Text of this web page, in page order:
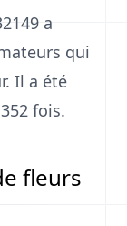
a
qui
Il a été
fois.
fleurs